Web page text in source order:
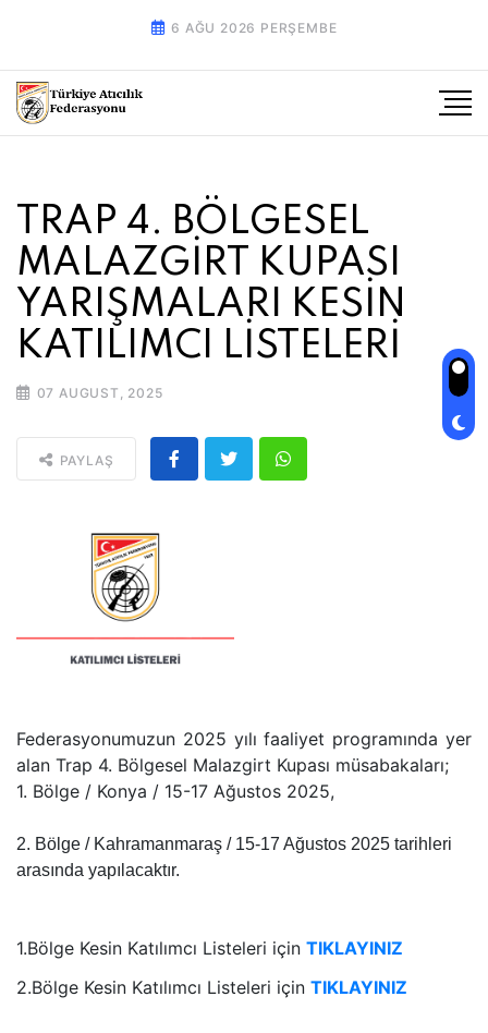
6 AĞU 2026 PERŞEMBE
TRAP 4. BÖLGESEL
MALAZGİRT KUPASI
YARIŞMALARI KESİN
KATILIMCI LİSTELERİ
07 AUGUST, 2025
PAYLAŞ
Federasyonumuzun 2025 yılı faaliyet programında yer
alan Trap 4. Bölgesel Malazgirt Kupası müsabakaları;
1. Bölge / Konya / 15-17 Ağustos 2025,
2. Bölge / Kahramanmaraş / 15-17 Ağustos 2025 tarihleri
arasında yapılacaktır.
1.Bölge Kesin Katılımcı Listeleri için TIKLAYINIZ
2.Bölge Kesin Katılımcı Listeleri için TIKLAYINIZ